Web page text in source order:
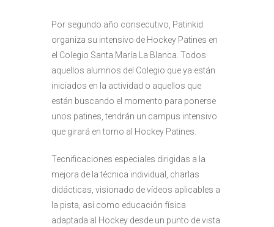
Por segundo año consecutivo, Patinkid
organiza su intensivo de Hockey Patines en
el Colegio Santa María La Blanca. Todos
aquellos alumnos del Colegio que ya están
iniciados en la actividad o aquellos que
están buscando el momento para ponerse
unos patines, tendrán un campus intensivo
que girará en torno al Hockey Patines.
Tecnificaciones especiales dirigidas a la
mejora de la técnica individual, charlas
didácticas, visionado de vídeos aplicables a
la pista, así como educación física
adaptada al Hockey desde un punto de vista